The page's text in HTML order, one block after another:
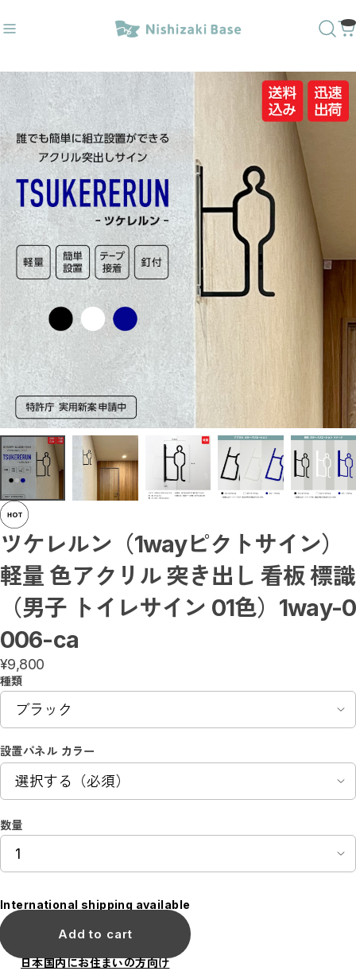
〇✕ #ダウンライトキャップ
おすすめキーワード
#トイレサイン #番号 #突出し
#ダウンライトキャップ
商品カテゴリ
人気20商品
ラインベースデザイン
1way突出しサイン
3way突出しサイン
壁付サイン
文字ベースデザイン
突き出しＭＧサイン／屋内外
トイレサイン／屋内
突き出しサイン／屋内
1Wayサイン（送料無料）
3Wayサイン（送料無料）
書いて消せるサイン（送料無料）
トイレ入室表示サイン
ミニサイン
壁付サイン
アクリルサイン
番号・階数サイン
階数表示 / 階段表示サイン
小さなミニサイン
ダウンライトキャップ
置き型サイン
オリジナル（社名・ロゴ）サイン（送料無料）
天吊りサイン
ダウンライトサイン
ダウンライトサインフリー
蛍光灯サインフリー
スタンドサイン
アクリルサイン（送料無料）
ステッカー／ピクトで整理整頓
ステッカー／アルコールチェック
花ブロックパネル
アクリルトロフィー
アクリルトロフィー（送料無料）
シェアオフィスおすすめ商品
セット販売商品
POP掲載フィルム
A4サイズ（送料無料）
ツケレルン（1wayピクトサイン）
軽量 色アクリル 突き出し 看板 標識
（男子 トイレサイン 01色）1way-0
006-ca
¥9,800
種類
設置パネル カラー
数量
International shipping available
Add to cart
日本国内にお住まいの方向け